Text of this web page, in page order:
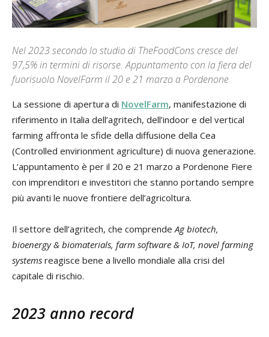
Nel 2023 secondo lo studio di TheFoodCons cresce del
97,5% in termini di risorse. Appuntamento con la fiera del
fuorisuolo NovelFarm il 20 e 21 marzo a Pordenone
La sessione di apertura di No­velFarm, manifestazione di
ri­ferimento in Italia dell’agritech, dell’indoor e del vertical
farming affronta le sfide della diffusione della Cea
(Controlled envirionment agriculture) di nuova generazione.
L’appuntamento è per il 20 e 21 marzo a Pordenone Fiere
con im­prenditori e investitori che stan­no portando sempre
più avanti le nuove frontiere dell’agricoltura.
Il settore dell’agritech, che com­prende Ag biotech,
bioenergy & biomaterials, farm software & IoT, novel farming
systems reagi­sce bene a livello mondiale alla crisi del
capitale di rischio.
2023 anno record